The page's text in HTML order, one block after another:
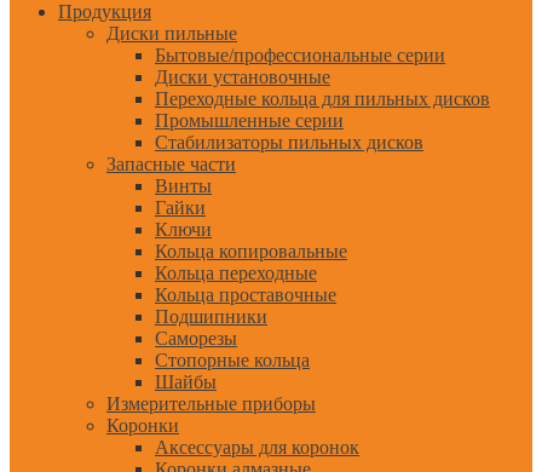
Продукция
Диски пильные
Бытовые/профессиональные серии
Диски установочные
Переходные кольца для пильных дисков
Промышленные серии
Стабилизаторы пильных дисков
Запасные части
Винты
Гайки
Ключи
Кольца копировальные
Кольца переходные
Кольца проставочные
Подшипники
Саморезы
Стопорные кольца
Шайбы
Измерительные приборы
Коронки
Аксессуары для коронок